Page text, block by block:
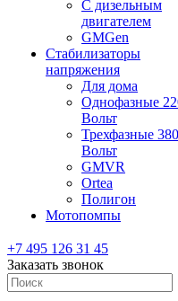
С дизельным
двигателем
GMGen
Стабилизаторы
напряжения
Для дома
Однофазные
Вольт
Трехфазные 380
Вольт
GMVR
Ortea
Полигон
Мотопомпы
+7 495 126 31 45
Заказать звонок